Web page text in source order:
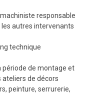
responsable
autres intervenants
technique
période de montage et
de décors
peinture, serrurerie,